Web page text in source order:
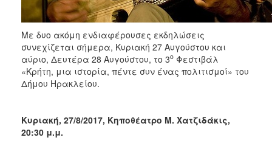
ΑΝΘΕΚΤΙΚΗ
Με δυο ακόμη ενδιαφέρουσες εκδηλώσεις
συνεχίζεται σήμερα, Κυριακή 27 Αυγούστου και
αύριο, Δευτέρα 28 Αυγούστου, το 3ο Φεστιβάλ
«Κρήτη, μια ιστορία, πέντε συν ένας πολιτισμοί» του
Δήμου Ηρακλείου.
Κυριακή, 27/8/2017, Κηποθέατρο Μ. Χατζιδάκις,
20:30 μ.μ.